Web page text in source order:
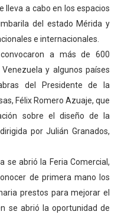
con
Deportivo lanza Plan
Recreacional
aspirantes al curso de
lleva a cabo en los espacios
del estado Mérida y
e internacionales.
a más de 600
y algunos países
del Presidente de la
Félix Romero Azuaje, que
sobre el diseño de la
por Julián Granados,
se abrió la Feria Comercial,
de primera mano los
prestos para mejorar el
se abrió la oportunidad de